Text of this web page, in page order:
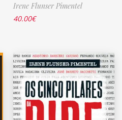
Irene Flunser Pimentel
40.00€